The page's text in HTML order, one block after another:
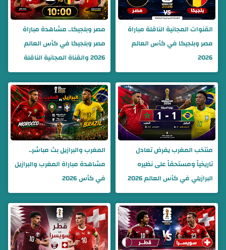
القنوات المجانية الناقلة مباراة
مصر وبلجيكا في كأس العالم
2026
مصر وبلجيكا.. مشاهدة مباراة
مصر وبلجيكا في كأس العالم
2026 والقناة المجانية الناقلة
منتخب المغرب يفرض تعادل
تاريخياً ومستحقاً على نظيره
البرازيلي في كأس العالم 2026
المغرب والبرازيل بث مباشر..
مشاهدة مباراة المغرب والبرازيل
في كأس 2026